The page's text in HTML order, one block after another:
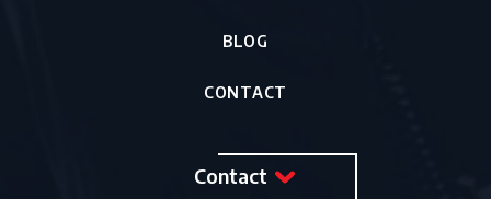
BLOG
CONTACT
Contact